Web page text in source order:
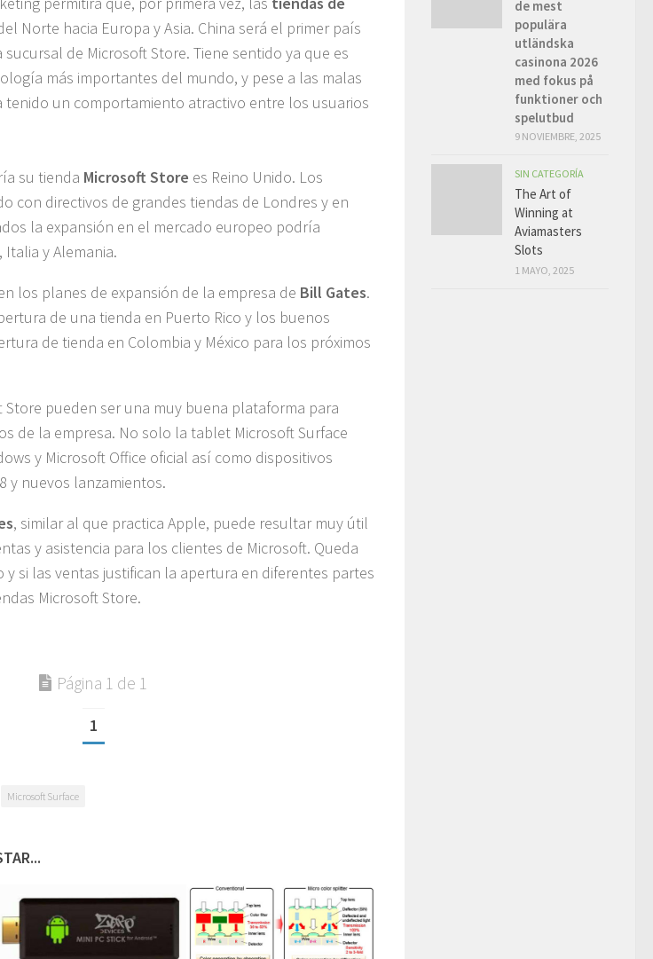
Norte hacia Europa y Asia. China será el primer país
de Microsoft Store. Tiene sentido ya que es
más importantes del mundo, y pese a las malas
tenido un comportamiento atractivo entre los usuarios
su tienda Microsoft Store es Reino Unido. Los
con directivos de grandes tiendas de Londres y en
la expansión en el mercado europeo podría
y Alemania.
los planes de expansión de la empresa de Bill Gates.
de una tienda en Puerto Rico y los buenos
de tienda en Colombia y México para los próximos
Store pueden ser una muy buena plataforma para
de la empresa. No solo la tablet Microsoft Surface
y Microsoft Office oficial así como dispositivos
y nuevos lanzamientos.
, similar al que practica Apple, puede resultar muy útil
y asistencia para los clientes de Microsoft. Queda
si las ventas justifican la apertura en diferentes partes
Microsoft Store.
Página 1 de 1
1
Microsoft Surface
de mest
populära
utländska
casinona 2026
med fokus på
funktioner och
spelutbud
9 NOVIEMBRE, 2025
SIN CATEGORÍA
The Art of
Winning at
Aviamasters
Slots
1 MAYO, 2025